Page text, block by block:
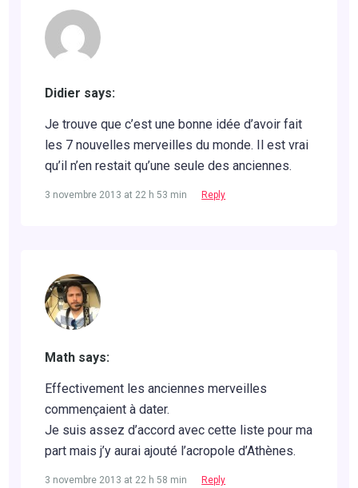
Didier says:
Je trouve que c’est une bonne idée d’avoir fait
les 7 nouvelles merveilles du monde. Il est vrai
qu’il n’en restait qu’une seule des anciennes.
3 novembre 2013 at 22 h 53 min Reply
Math says:
Effectivement les anciennes merveilles
commençaient à dater.
Je suis assez d’accord avec cette liste pour ma
part mais j’y aurai ajouté l’acropole d’Athènes.
3 novembre 2013 at 22 h 58 min Reply